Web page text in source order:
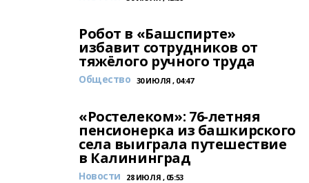
Робот в «Башспирте»
избавит сотрудников от
тяжёлого ручного труда
Общество 30 ИЮЛЯ , 04:47
«Ростелеком»: 76-летняя
пенсионерка из башкирского
села выиграла путешествие
в Калининград
Новости 28 ИЮЛЯ , 05:53